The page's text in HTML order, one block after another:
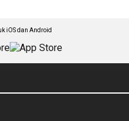
iOS dan Android